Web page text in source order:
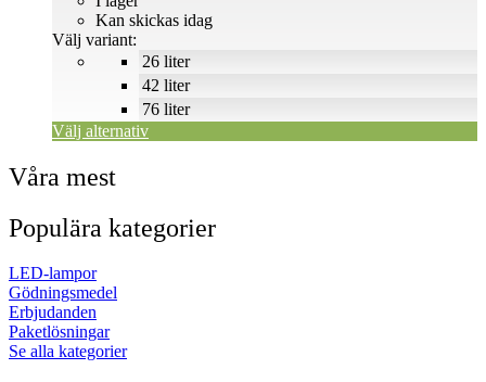
till
26 liter
42 liter
76 liter
Kan skickas idag
Välj variant:
Välj alternativ
Våra mest
Populära kategorier
LED-lampor
Gödningsmedel
Erbjudanden
Paketlösningar
Se alla kategorier